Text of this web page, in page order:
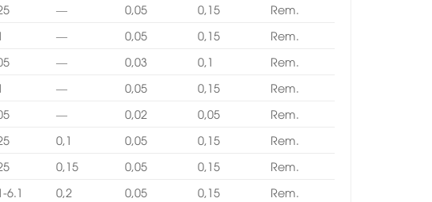
— 0,05 0,15
Rem.
— 0,05 0,15
Rem.
— 0,03 0,1
Rem.
— 0,05 0,15
Rem.
— 0,02 0,05
Rem.
0,1 0,05 0,15
Rem.
0,15 0,05 0,15
Rem.
6.1 0,2 0,05 0,15
Rem.